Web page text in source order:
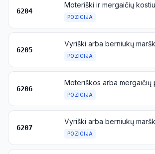
6204
POZICIJA
6205
Vyriški arba berniukų
POZICIJA
6206
POZICIJA
6207
POZICIJA